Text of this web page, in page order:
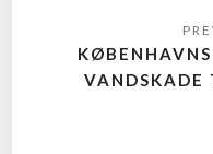
VANDSKADE